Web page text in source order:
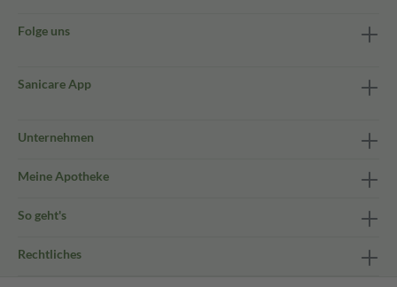
Folge uns
Sanicare App
Unternehmen
Meine Apotheke
So geht's
Rechtliches